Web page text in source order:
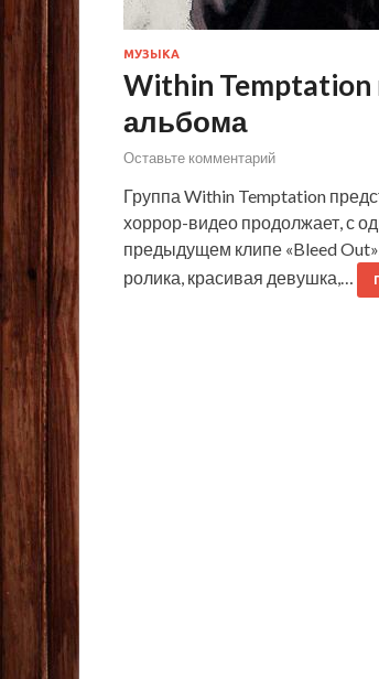
МУЗЫКА
Within Temptation
альбома
Оставьте комментарий
Группа Within Temptation
хоррор-видео продолжает, с
предыдущем клипе «Bleed
ролика, красивая девушка,…